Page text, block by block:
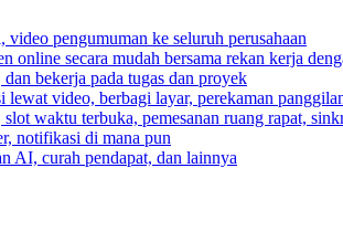
pengumuman ke seluruh perusahaan
online secara mudah bersama rekan kerja
bekerja pada tugas dan proyek
video, berbagi layar, perekaman
waktu terbuka, pemesanan ruang rapat,
notifikasi di mana pun
AI, curah pendapat, dan lainnya